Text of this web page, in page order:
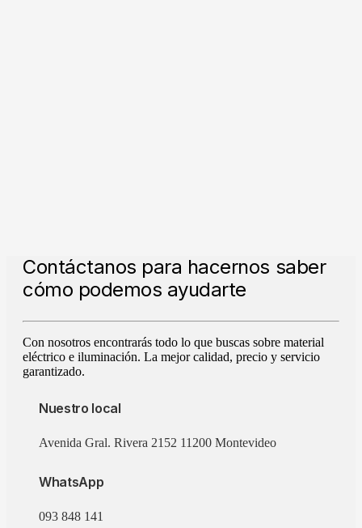
Contáctanos para hacernos saber
cómo podemos ayudarte
Con nosotros encontrarás todo lo que buscas sobre material
eléctrico e iluminación. La mejor calidad, precio y servicio
garantizado.
Nuestro local
Avenida Gral. Rivera 2152 11200 Montevideo
WhatsApp
093 848 141